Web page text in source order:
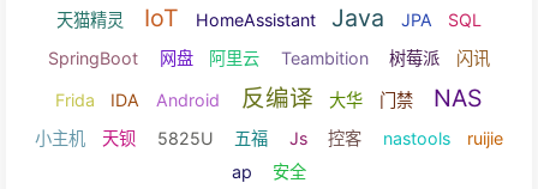
docker homeassistant hassio supervisor
智能家居 计量 SWE 智能音箱
天猫精灵 IoT HomeAssistant Java JPA
阿里云